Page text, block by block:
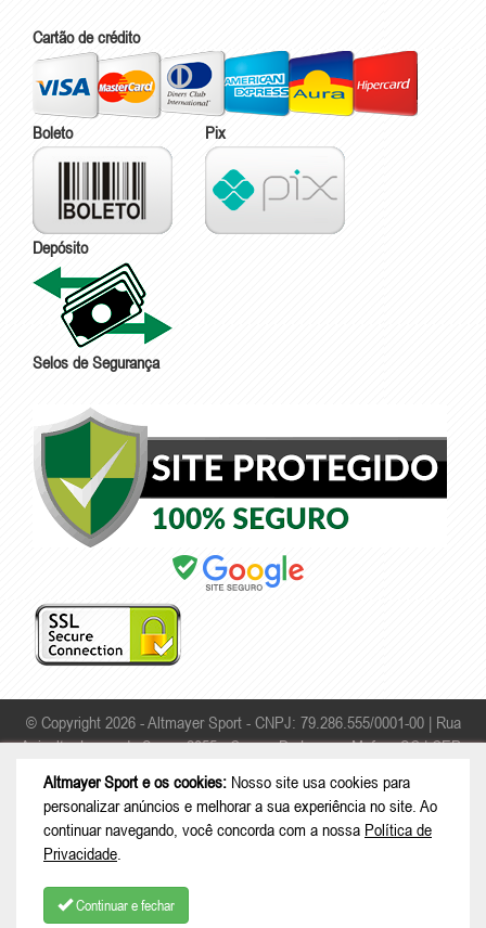
Cartão de crédito
Boleto Pix
Depósito
Selos de Segurança
© Copyright 2026 - Altmayer Sport - CNPJ: 79.286.555/0001-00 | Rua
Apicultor Leonardo Sauer, 2055 - Campo Da Lança - Mafra - SC | CEP:
Altmayer Sport e os cookies: Nosso site usa cookies para
personalizar anúncios e melhorar a sua experiência no site. Ao
continuar navegando, você concorda com a nossa Política de
Privacidade
Continuar e fechar